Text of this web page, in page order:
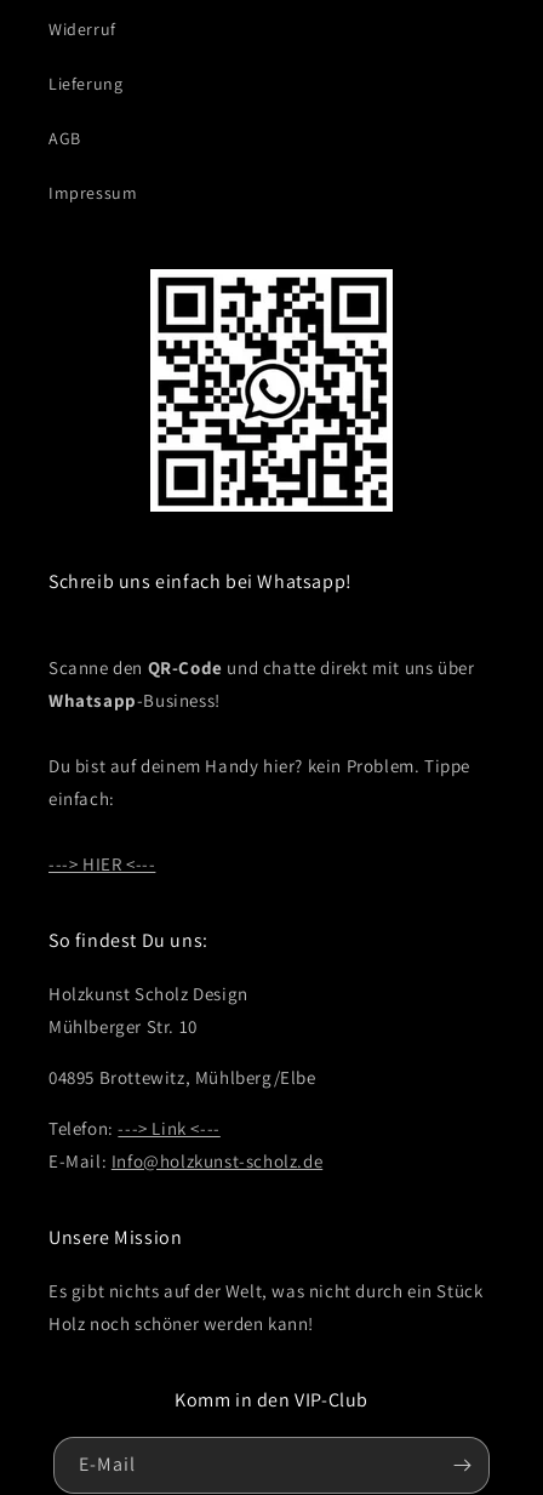
Widerruf
Lieferung
AGB
Impressum
Schreib uns einfach bei Whatsapp!
Scanne den QR-Code und chatte direkt mit uns über
Whatsapp-Business!
Du bist auf deinem Handy hier? kein Problem. Tippe
einfach:
---> HIER <---
So findest Du uns:
Holzkunst Scholz Design
Mühlberger Str. 10
04895 Brottewitz, Mühlberg/Elbe
Telefon:---> Link <---
E-Mail: Info@holzkunst-scholz.de
Unsere Mission
Es gibt nichts auf der Welt, was nicht durch ein Stück
Holz noch schöner werden kann!
Komm in den VIP-Club
E-Mail